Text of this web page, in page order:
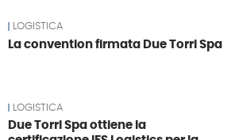
LOGISTICA
La convention firmata Due Torri Spa
LOGISTICA
Due Torri Spa ottiene la